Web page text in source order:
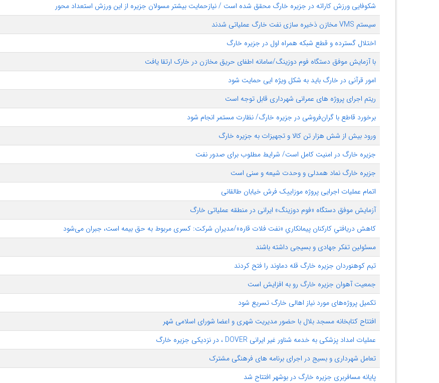
شکوفایی ورزش کاراته در جزیره خارگ محقق شده است / نیازحمایت بیشتر مسولان جزیره از این ورزش استعداد محور
سیستم VMS مخازن ذخیره سازی نفت خارگ عملیاتی شدند
اختلال گسترده و قطع شبکه همراه اول در جزیره خارگ
با آزمایش موفق دستگاه فوم دوزینگ/سامانه اطفای حریق مخازن در خارک ارتقا یافت
امور قرآنی در خارگ باید به شکل ویژه ایی حمایت شود
ریتم اجرای پروژه های عمرانی شهرداری قابل توجه است
برخورد قاطع با گران‌فروشی در جزیره خارگ/ نظارت مستمر انجام شود
ورود بیش از شش هزار تن کالا و تجهیزات به جزیره خارگ
جزیره خارگ در امنیت کامل است/ شرایط مطلوب برای صدور نفت
جزیره خارگ نماد همدلی و وحدت شیعه و سنی است
اتمام عملیات اجرایی پروژه موزاییک فرش خیابان طالقانی
آزمایش موفق دستگاه «فوم دوزینگ» ایرانی در منطقه عملیاتی خارگ
کاهش دریافتیِ کارکنان پیمانکاریِ «نفت فلات قاره»/مدیران شرکت: کسری مربوط به حق بیمه است، جبران می‌شود
مسئولین تفکر جهادی و بسیجی داشته باشند
تیم کوهنوردان جزیره خارگ قله دماوند را فتح کردند
جمعیت آهوان جزیره خارگ رو به افزایش است
تکمیل پروژه‌های مورد نیاز اهالی خارگ تسریع ‌شود
افتتاح کتابخانه مسجد بلال با حضور مدیریت شهری و اعضا شورای اسلامی شهر
عملیات امداد پزشکی به خدمه شناور غیر ایرانی DOVER ، در نزدیکی جزیره خارگ
تعامل شهرداری و بسیج در اجرای برنامه های فرهنگی مشترک
پایانه مسافربری جزیره خارگ در بوشهر افتتاح شد